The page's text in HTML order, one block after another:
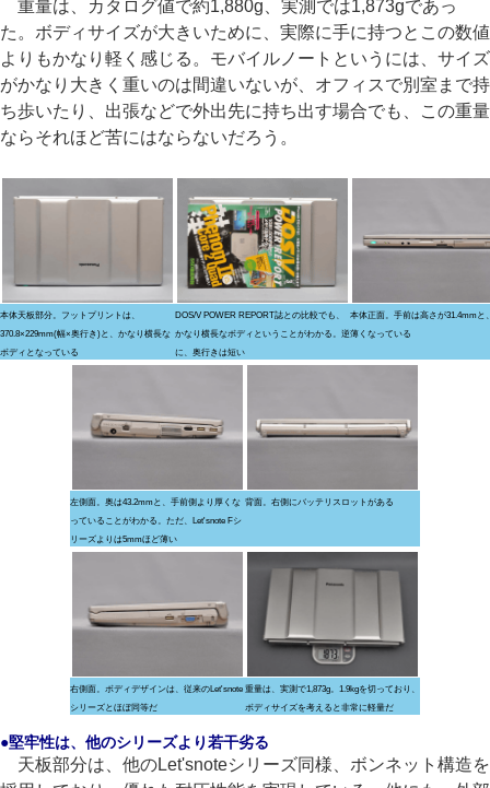
重量は、カタログ値で約1,880g、実測では1,873gであっ
た。ボディサイズが大きいために、実際に手に持つとこの数値
よりもかなり軽く感じる。モバイルノートというには、サイズ
がかなり大きく重いのは間違いないが、オフィスで別室まで持
ち歩いたり、出張などで外出先に持ち出す場合でも、この重量
ならそれほど苦にはならないだろう。
本体天板部分。フットプリントは、
370.8×229mm(幅×奥行き)と、かなり横長な
ボディとなっている
DOS/V POWER REPORT誌との比較でも、
かなり横長なボディということがわかる。逆
に、奥行きは短い
本体正面。手前は高さが31.4mmと
薄くなっている
左側面。奥は43.2mmと、手前側より厚くな
っていることがわかる。ただ、Let'snote Fシ
リーズよりは5mmほど薄い
背面。右側にバッテリスロットがある
右側面。ボディデザインは、従来のLet'snote
シリーズとほぼ同等だ
重量は、実測で1,873g。1.9kgを切っており、
ボディサイズを考えると非常に軽量だ
●堅牢性は、他のシリーズより若干劣る
天板部分は、他のLet'snoteシリーズ同様、ボンネット構造を